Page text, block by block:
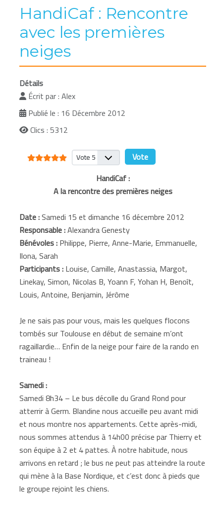
HandiCaf : Rencontre
avec les premières
neiges
Détails
Écrit par :Alex
Publié le : 16 Décembre 2012
Clics : 5312
Vote utilisateur:5/5
Veuillez voter
HandiCaf :
A la rencontre des premières neiges
Date :Samedi 15 et dimanche 16 décembre 2012
Responsable :Alexandra Genesty
Bénévoles :Philippe, Pierre, Anne-Marie, Emmanuelle,
Ilona, Sarah
Participants :Louise, Camille, Anastassia, Margot,
Linekay, Simon, Nicolas B, Yoann F, Yohan H, Benoît,
Louis, Antoine, Benjamin, Jérôme
Je ne sais pas pour vous, mais les quelques flocons
tombés sur Toulouse en début de semaine m’ont
ragaillardie… Enfin de la neige pour faire de la rando en
traineau !
Samedi :
Samedi 8h34 – Le bus décolle du Grand Rond pour
atterrir à Germ. Blandine nous accueille peu avant midi
et nous montre nos appartements. Cette après-midi,
nous sommes attendus à 14h00 précise par Thierry et
son équipe à 2 et 4 pattes. À notre habitude, nous
arrivons en retard ; le bus ne peut pas atteindre la route
qui mène à la Base Nordique, et c’est donc à pieds que
le groupe rejoint les chiens.